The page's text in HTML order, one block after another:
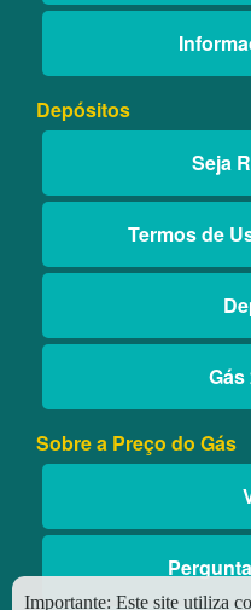
Depósitos
Seja
Termos de
Gás
Sobre a Preço do Gás
Importante: Este site utiliza